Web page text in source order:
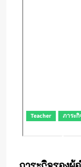
Teacher ภาระ
ปีของสถานศึ